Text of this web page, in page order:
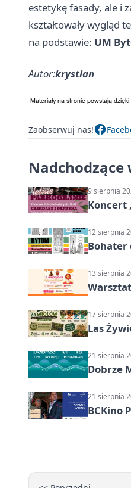
estetykę fasady, ale i
kształtowały wygląd
na podstawie: UM
Autor:krystian
Zaobserwuj nas!
Nadchodzące
9 sierpnia
Koncert
12 sierpnia
Bohater
13 sierpnia
17 sierpnia
Las
21 sierpnia
Dobrze
21 sierpnia
BCKino